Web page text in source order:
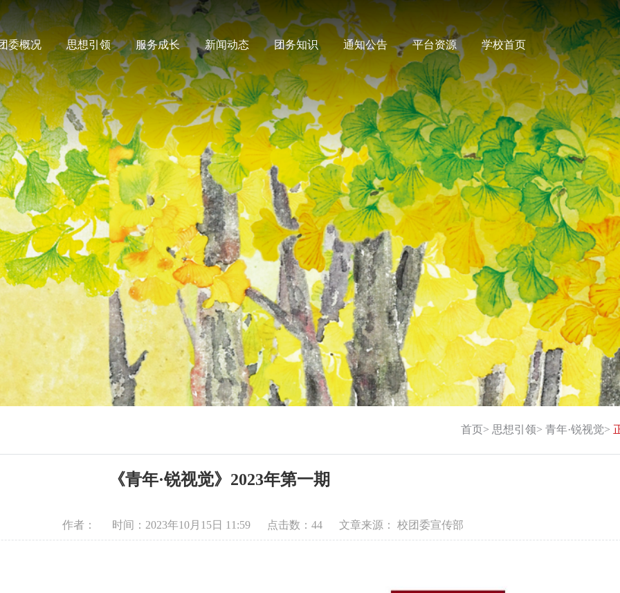
委概况 思想引领 服务成长 新闻动态 团务知识 通知公告 平台资源 学校首页
首页> 思想引领> 青年·锐视觉>
《青年·锐视觉》2023年第一期
作者： 时间：2023年10月15日 11:59 点击数： 44 文章来源： 校团委宣传部